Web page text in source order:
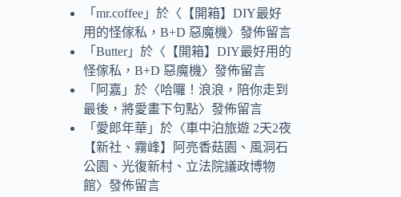
「mr.coffee 」於〈 【開箱】DIY最好
用的怪傢私，B+D 惡魔機〉發佈留言
「Butter」於〈 【開箱】DIY最好用的
怪傢私，B+D 惡魔機〉發佈留言
「 阿嘉 」於〈哈囉！浪浪，陪你走到
最後，將愛畫下句點〉發佈留言
「 愛郎年華 」於〈車中泊旅遊 2天2夜
【新社、霧峰】阿亮香菇園、風洞石
公園、光復新村、立法院議政博物
館〉發佈留言